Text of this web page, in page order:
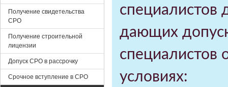
специалистов
дающих
специалистов
условиях:
Получение свидетельства
СРО
Получение строительной
лицензии
Допуск СРО в рассрочку
Срочное вступление в СРО